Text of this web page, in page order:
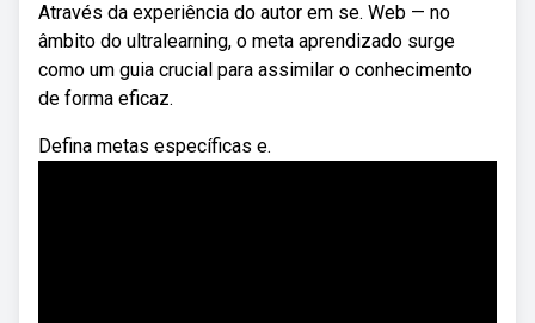
Através da experiência do autor em se. Web — no
âmbito do ultralearning, o meta aprendizado surge
como um guia crucial para assimilar o conhecimento
de forma eficaz.
Defina metas específicas e.